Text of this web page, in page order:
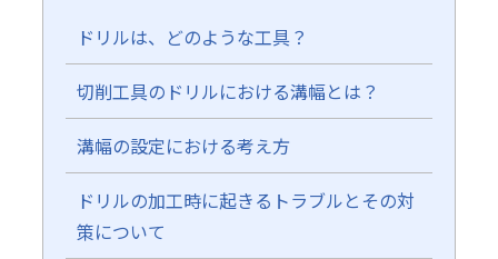
ドリルは、どのような工具？
切削工具のドリルにおける溝幅とは？
溝幅の設定における考え方
ドリルの加工時に起きるトラブルとその対
策について